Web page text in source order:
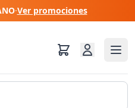
·Ver promociones